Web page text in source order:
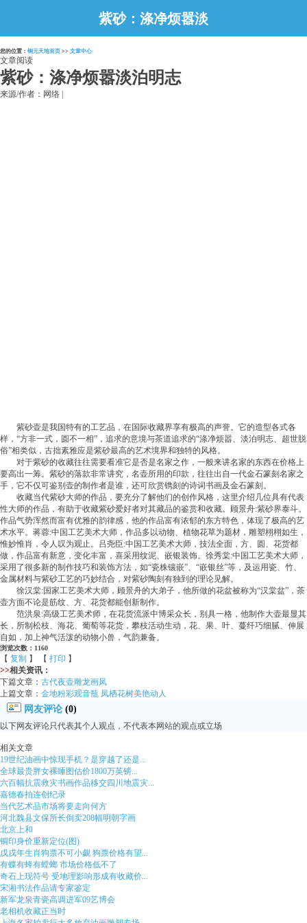
紫砂：涤净烦嚣淡
泊明志
您的位置： 铜元天地首页 >> 文章中心
文章阅读
紫砂：涤净烦嚣淡泊明志
来源/作者：网络 |
紫砂壶是我国特有的工艺品，在国际收藏界享有极高的声誉。它的造型各式各
样，“方非一式，圆不一相”，追求的意境与茶道追求的“涤净烦嚣、淡泊明志、超世脱
俗”相类似，古拙素雅应是紫砂最高的艺术境界和独特的风格。
对于紫砂的收藏往往需要看准它是否是名家之作，一般来讲名家的东西在价格上
要高出一筹。紫砂的落款非常讲究，名壶所用的印款，往往出自一代金石篆刻名家之
手，它不仅可鉴别壶的制作者是谁，还可欣赏镌刻的诗词书画及金石篆刻。
收藏当代紫砂大师的作品，要充分了解他们的创作风格，这里介绍几位具有代表
性大师的作品，有助于收藏紫砂爱好者对其藏品的鉴赏和收藏。顾景舟:紫砂界泰斗。
作品气势浑然而富有优雅的韵律感，他的作品富有浓郁的东方特色，体现了极高的艺
术水平。蒋蓉:中国工艺美术大师，作品多以动物、植物花草为题材，雕塑栩栩如生，
惟妙惟肖，令人叹为观止。吕尧臣:中国工艺美术大师，技法全面，方、圆、花货都
做，作品富有新意，变化丰富，喜采用纹泥、嵌银装饰。徐秀棠:中国工艺美术大师，
采用了很多新的制作技巧和装饰方法，如“瓷株镶嵌”、“嵌银丝”等，及运用瓷、竹、
金属材料与紫砂工艺的巧妙结合，对紫砂陶刻有独到的理论见解。
徐汉棠:国家工艺美术大师，顾景舟的大弟子，他所做的花盆被称为“汉棠盆”，茶
壶方面不论是筋纹、方、花货都能创新制作。
范洪泉:高级工艺美术师，在花货流派中博采众长，别具一格，他制作大壶最显其
长，所制松枝、海花、葡萄等花货，攀枝活动生动，花、果、叶、蔓纤巧细腻、伸展
自如，加上神气活泼的动物小兽，气韵兼备。
浏览次数：1160
【 复制 】 【 打印 】
>>相关资讯：
下篇文章： 古代夜壶雕龙画凤
上篇文章： 金地粉彩观音瓶 凤栖花树美艳动人
网友评论 (0)
以下网友评论只代表其个人观点，不代表本网站的观点或立场
相关文章
19世纪油画中惊现手机？是穿越了还是...
全球最贵胖女裸睡图估价1800万英镑...
六百幅抗震救灾书画作品移交四川地震灾...
嘉德春拍连创纪录
当代艺术品市场将要走向何方
河北魏县文保所长倒卖208幅明朝字画
北京上和
铜印身价重新定位(图)
戊戌年生肖狗票不可小觑 狗票价格有望...
有蝶有蜂有螳螂 市场价格低不了
奇石上现符号 受地理影响形成有收藏价...
宋湘书法作品请专家鉴定
新军龙泉青瓷高调进军09艺博会
老相机收藏正当时